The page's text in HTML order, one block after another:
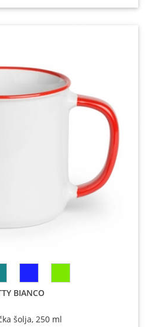
BIANCO
šolja, 250 ml